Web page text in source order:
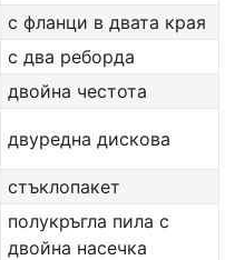
с фланци в двата края
с два реборда
двойна честота
двуредна дискова
стъклопакет
полукръгла пила с
двойна насечка